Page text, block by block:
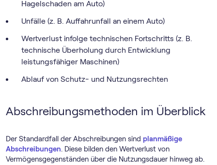
Hagelschaden am Auto)
Unfälle (z. B. Auffahrunfall an einem Auto)
Wertverlust infolge technischen Fortschritts (z. B.
technische Überholung durch Entwicklung
leistungsfähiger Maschinen)
Ablauf von Schutz- und Nutzungsrechten
Abschreibungsmethoden im Überblick
Der Standardfall der Abschreibungen sind planmäßige
Abschreibungen. Diese bilden den Wertverlust von
Vermögensgegenständen über die Nutzungsdauer hinweg ab.